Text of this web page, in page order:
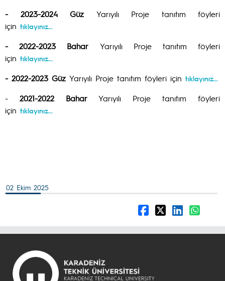
- 2023-2024 GüzYarıyılı Proje tanıtım föyleri
için tıklayınız...
- 2022-2023 Bahar Yarıyılı Proje tanıtım föyleri
için tıklayınız...
- 2022-2023 Güz Yarıyılı Proje tanıtım föyleri için tıklayınız...
-2021-2022 Bahar Yarıyılı Proje tanıtım föyleri
için tıklayınız...
02 Ekim 2025